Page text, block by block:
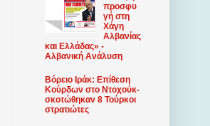
προσφυ
γή στη
Χάγη
Αλβανίας
και Ελλάδας» -
Αλβανική Ανάλυση
Βόρειο Ιράκ: Επίθεση
Κούρδων στο Ντοχούκ-
σκοτώθηκαν 8 Τούρκοι
στρατιώτες